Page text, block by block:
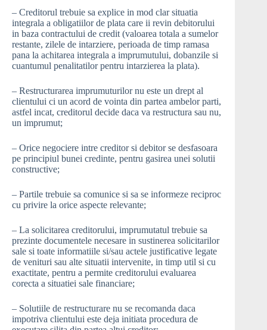
– Creditorul trebuie sa explice in mod clar situatia
integrala a obligatiilor de plata care ii revin debitorului
in baza contractului de credit (valoarea totala a sumelor
restante, zilele de intarziere, perioada de timp ramasa
pana la achitarea integrala a imprumutului, dobanzile si
cuantumul penalitatilor pentru intarzierea la plata).
– Restructurarea imprumuturilor nu este un drept al
clientului ci un acord de vointa din partea ambelor parti,
astfel incat, creditorul decide daca va restructura sau nu,
un imprumut;
– Orice negociere intre creditor si debitor se desfasoara
pe principiul bunei credinte, pentru gasirea unei solutii
constructive;
– Partile trebuie sa comunice si sa se informeze reciproc
cu privire la orice aspecte relevante;
– La solicitarea creditorului, imprumutatul trebuie sa
prezinte documentele necesare in sustinerea solicitarilor
sale si toate informatiile si/sau actele justificative legate
de venituri sau alte situatii intervenite, in timp util si cu
exactitate, pentru a permite creditorului evaluarea
corecta a situatiei sale financiare;
– Solutiile de restructurare nu se recomanda daca
impotriva clientului este deja initiata procedura de